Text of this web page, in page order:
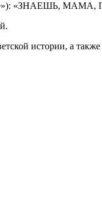
«ЗНАЕШЬ,
истории, а